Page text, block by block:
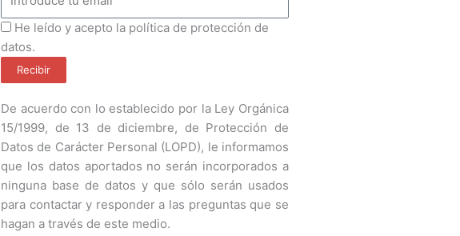
ProteccionDatos
He leído y acepto la política de protección de
datos.
Recibir
De acuerdo con lo establecido por la Ley Orgánica
15/1999, de 13 de diciembre, de Protección de
Datos de Carácter Personal (LOPD), le informamos
que los datos aportados no serán incorporados a
ninguna base de datos y que sólo serán usados
para contactar y responder a las preguntas que se
hagan a través de este medio.